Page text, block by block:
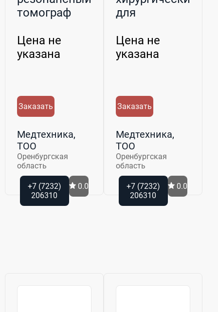
томограф
Цена не
указана
Заказать
Медтехника,
ТОО
Оренбургская
область
+7 (7232)
206310
0.0
для
Цена не
указана
Заказать
Медтехника,
ТОО
Оренбургская
область
+7 (7232)
206310
0.0